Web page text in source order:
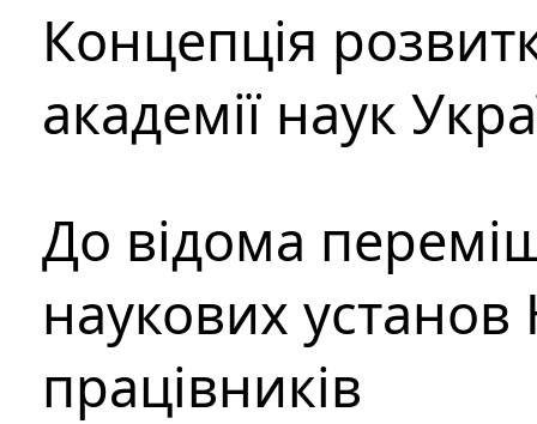
Концепція
академії наук
До відома
наукових установ
працівників